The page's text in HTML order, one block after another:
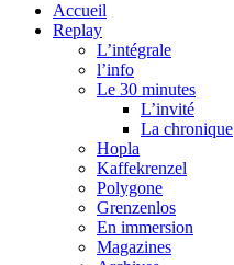
Accueil
Replay
L’intégrale
l’info
Le 30 minutes
L’invité
La chronique
Hopla
Kaffekrenzel
Polygone
Grenzenlos
En immersion
Magazines